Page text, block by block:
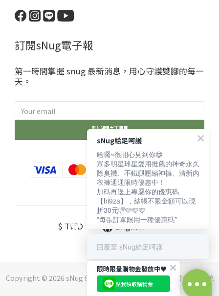
訂閱sNug電子報
第一時間掌握 snug 最新消息，用心守護雙腳的每一
天。
點選訂閱
$ TWD English
Copyright © 2026 sNug 保留一切權利 ｜斯傑利企業有限公司 ｜ 統
編：16552210
sNug給足呵護
哈囉~很開心見到你😁
眾多明星球星愛用推薦的神奇永久
除臭襪、不鐵腿壓縮神褲、清新內
衣褲通通限時優惠中！
加碼再送上專屬你的優惠碼
【hi9za】，結帳不限金額可以現
折30元喔🩷🩷🩷
*每張訂單限用一種優惠碼*
回覆至 sNug給足呵護
限時限量購物金發放中♥️
點我領取購物金